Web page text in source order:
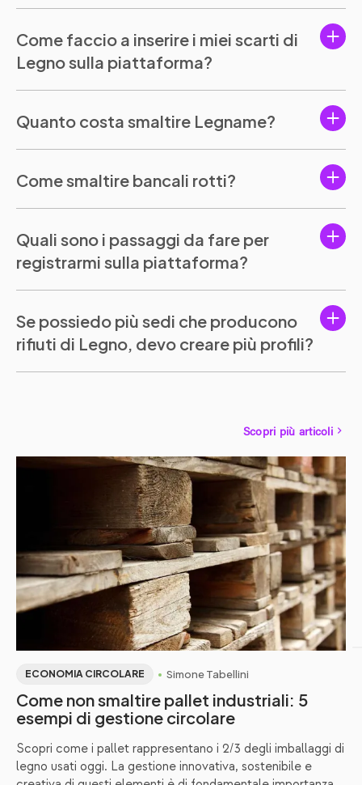
Come faccio a inserire i miei scarti di
Legno sulla piattaforma?
Quanto costa smaltire Legname?
Come smaltire bancali rotti?
Quali sono i passaggi da fare per
registrarmi sulla piattaforma?
Se possiedo più sedi che producono
rifiuti di Legno, devo creare più profili?
Scopri più articoli
ECONOMIA CIRCOLARE Simone Tabellini
Come non smaltire pallet industriali: 5
esempi di gestione circolare
Scopri come i pallet rappresentano i 2/3 degli imballaggi di
legno usati oggi. La gestione innovativa, sostenibile e